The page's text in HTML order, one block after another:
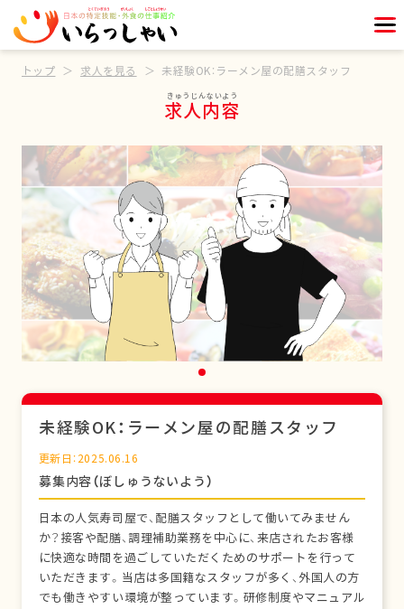
トップ 求人を見る 未経験OK：ラーメン屋の配膳スタッフ
求人内容
未経験OK：ラーメン屋の配膳スタッフ
更新日：2025.06.16
募集内容（ぼしゅうないよう）
日本の人気寿司屋で、配膳スタッフとして働いてみません
か？接客や配膳、調理補助業務を中心に、来店されたお客様
に快適な時間を過ごしていただくためのサポートを行って
いただきます。当店は多国籍なスタッフが多く、外国人の方
でも働きやすい環境が整っています。研修制度やマニュアル